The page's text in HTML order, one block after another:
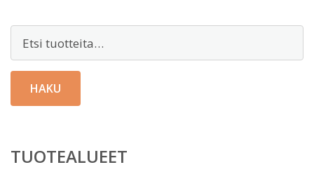
HAKU
TUOTEALUEET